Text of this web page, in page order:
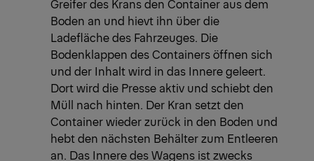
Greifer des Krans den Container aus dem
Boden an und hievt ihn über die
Ladefläche des Fahrzeuges. Die
Bodenklappen des Containers öffnen sich
und der Inhalt wird in das Innere geleert.
Dort wird die Presse aktiv und schiebt den
Müll nach hinten. Der Kran setzt den
Container wieder zurück in den Boden und
hebt den nächsten Behälter zum Entleeren
an. Das Innere des Wagens ist zwecks